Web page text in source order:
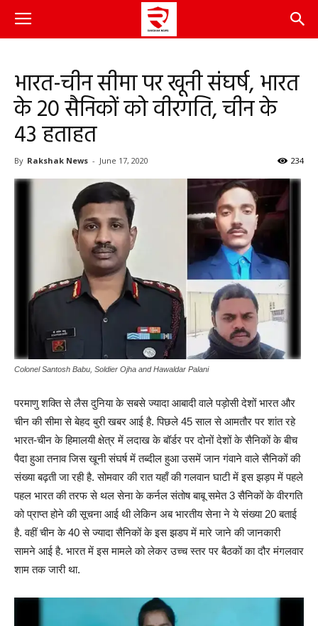
भारत-चीन सीमा पर खूनी संघर्ष, भारत
के 20 सैनिकों को वीरगति, चीन के
43 हताहत
By Rakshak News - June 17, 2020 234
Colonel Santosh Babu, Soldier Ojha and Hawaldar Palani
परमाणु शक्ति से लैस दुनिया के सबसे ज्यादा आबादी वाले पड़ोसी देशों भारत और
चीन की सीमा से बेहद बुरी खबर आई है. पिछले 45 साल से आमतौर पर शांत रहे
भारत-चीन के हिमालयी क्षेत्र में लदाख के बॉर्डर पर दोनों देशों के सैनिकों के बीच
पैदा हुआ तनाव जिस खूनी संघर्ष में तब्दील हुआ उसमें जान गंवाने वाले सैनिकों की
संख्या बढ़ती जा रही है. सोमवार की रात यहाँ की गलवान घाटी में इस झड़प में पहले
पहल भारत की तरफ से थल सेना के कर्नल संतोष बाबू समेत 3 सैनिकों के वीरगति
को प्राप्त होने की सूचना आई थी लेकिन अब भारतीय सेना ने ये संख्या 20 बताई
है. वहीं चीन के 40 से ज्यादा सैनिकों के इस झडप में मारे जाने की जानकारी
सामने आई है. भारत में इस मामले को लेकर उच्च स्तर पर बैठकों का दौर मंगलवार
शाम तक जारी था.